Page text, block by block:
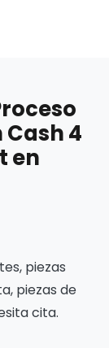
4
en
piezas
piezas de
cita.